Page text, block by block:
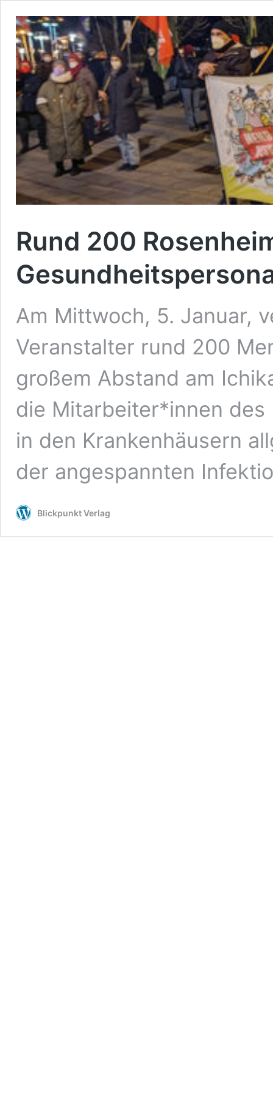
Rund 200
Am Mittwoch, 5. Januar,
Veranstalter rund 200
großem Abstand am
die Mitarbeiter*innen des
in den Krankenhäusern
der angespannten
Blickpunkt Verlag